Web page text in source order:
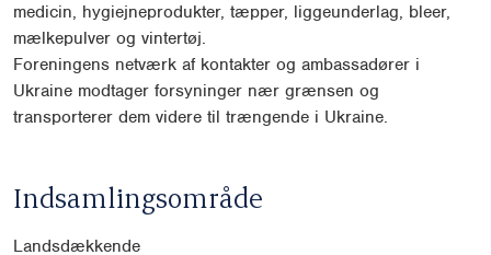
medicin, hygiejneprodukter, tæpper, liggeunderlag, bleer,
mælkepulver og vintertøj.
Foreningens netværk af kontakter og ambassadører i
Ukraine modtager forsyninger nær grænsen og
transporterer dem videre til trængende i Ukraine.
Indsamlingsområde
Landsdækkende